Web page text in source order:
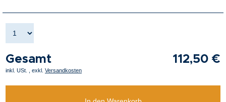
Gesamt 112,50 €
inkl. USt. , exkl. Versandkosten